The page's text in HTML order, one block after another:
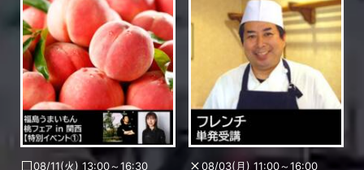
08/11(火) 13:00～16:30
08/03(月) 11:00～16:00